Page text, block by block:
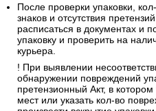
После проверки упаковки,
знаков и отсутствия
расписаться в документах и
упаковку и проверить на
курьера.
! При выявлении
обнаружении повреждений
претензионный Акт, в
мест или указать кол-во